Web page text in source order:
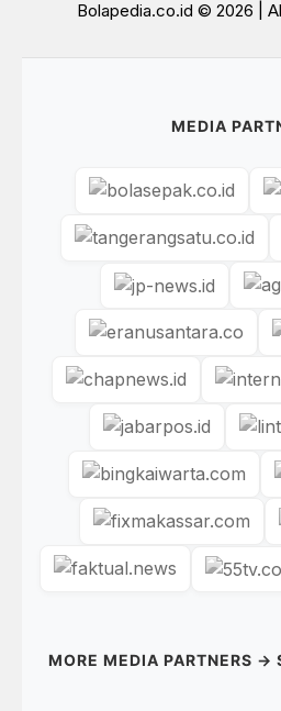
Bolapedia.co.id © 2026 |
MEDIA
MORE MEDIA PARTNERS →